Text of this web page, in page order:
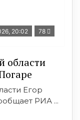
20:02 78
области
Егор
РИА ...